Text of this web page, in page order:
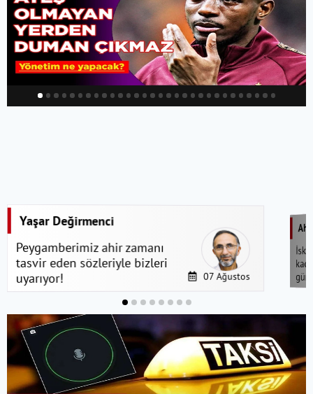
Yaşar Değirmenci
Peygamberimiz ahir zamanı
tasvir eden sözleriyle bizleri
uyarıyor! 07 Ağustos